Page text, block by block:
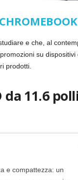
e che, al
su
prodotti.
da 11.6
e compattezza: un